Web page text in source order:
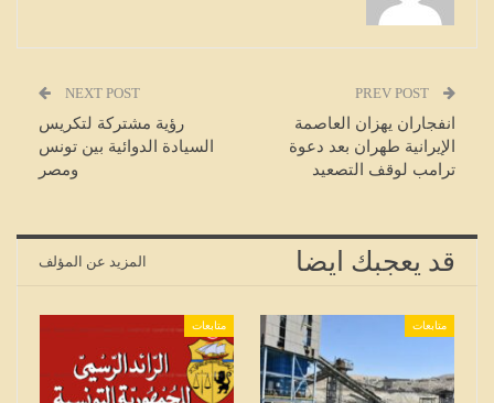
انفجاران يهزان العاصمة
الإيرانية طهران بعد دعوة
ترامب لوقف التصعيد
NEXT POST
رؤية مشتركة لتكريس
السيادة الدوائية بين تونس
ومصر
قد يعجبك ايضا المزيد عن المؤلف
متابعات متابعات